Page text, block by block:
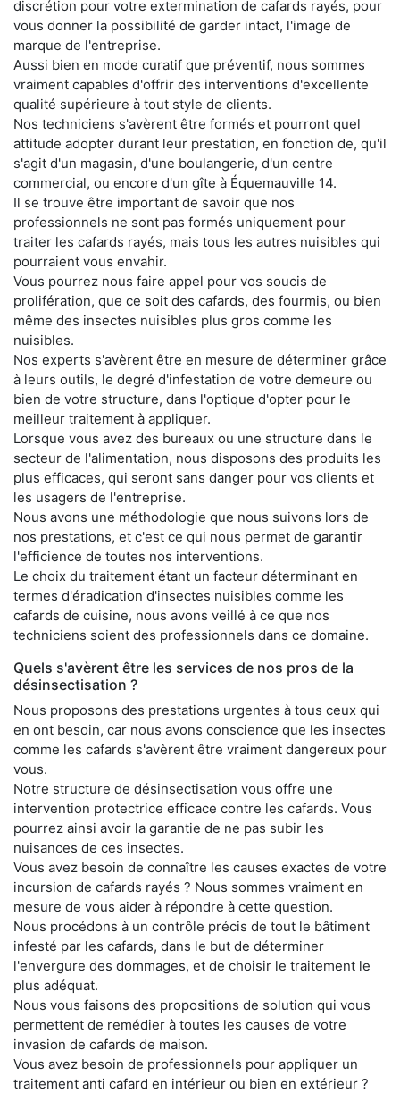
discrétion pour votre extermination de cafards rayés, pour
vous donner la possibilité de garder intact, l'image de
marque de l'entreprise.
Aussi bien en mode curatif que préventif, nous sommes
vraiment capables d'offrir des interventions d'excellente
qualité supérieure à tout style de clients.
Nos techniciens s'avèrent être formés et pourront quel
attitude adopter durant leur prestation, en fonction de, qu'il
s'agit d'un magasin, d'une boulangerie, d'un centre
commercial, ou encore d'un gîte à Équemauville 14.
Il se trouve être important de savoir que nos
professionnels ne sont pas formés uniquement pour
traiter les cafards rayés, mais tous les autres nuisibles qui
pourraient vous envahir.
Vous pourrez nous faire appel pour vos soucis de
prolifération, que ce soit des cafards, des fourmis, ou bien
même des insectes nuisibles plus gros comme les
nuisibles.
Nos experts s'avèrent être en mesure de déterminer grâce
à leurs outils, le degré d'infestation de votre demeure ou
bien de votre structure, dans l'optique d'opter pour le
meilleur traitement à appliquer.
Lorsque vous avez des bureaux ou une structure dans le
secteur de l'alimentation, nous disposons des produits les
plus efficaces, qui seront sans danger pour vos clients et
les usagers de l'entreprise.
Nous avons une méthodologie que nous suivons lors de
nos prestations, et c'est ce qui nous permet de garantir
l'efficience de toutes nos interventions.
Le choix du traitement étant un facteur déterminant en
termes d'éradication d'insectes nuisibles comme les
cafards de cuisine, nous avons veillé à ce que nos
techniciens soient des professionnels dans ce domaine.
Quels s'avèrent être les services de nos pros de la
désinsectisation ?
Nous proposons des prestations urgentes à tous ceux qui
en ont besoin, car nous avons conscience que les insectes
comme les cafards s'avèrent être vraiment dangereux pour
vous.
Notre structure de désinsectisation vous offre une
intervention protectrice efficace contre les cafards. Vous
pourrez ainsi avoir la garantie de ne pas subir les
nuisances de ces insectes.
Vous avez besoin de connaître les causes exactes de votre
incursion de cafards rayés ? Nous sommes vraiment en
mesure de vous aider à répondre à cette question.
Nous procédons à un contrôle précis de tout le bâtiment
infesté par les cafards, dans le but de déterminer
l'envergure des dommages, et de choisir le traitement le
plus adéquat.
Nous vous faisons des propositions de solution qui vous
permettent de remédier à toutes les causes de votre
invasion de cafards de maison.
Vous avez besoin de professionnels pour appliquer un
traitement anti cafard en intérieur ou bien en extérieur ?